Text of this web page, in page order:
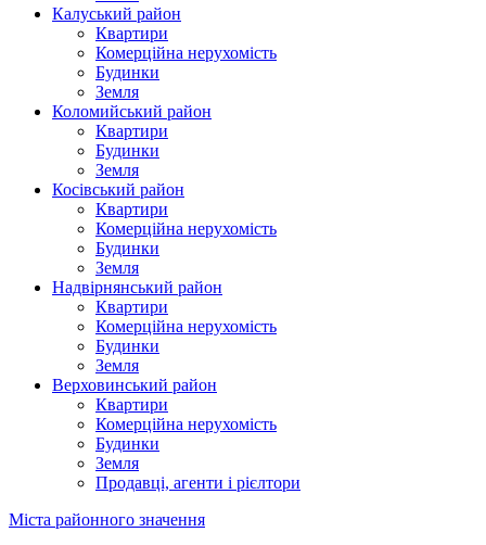
Калуський район
Квартири
Комерційна нерухомість
Будинки
Земля
Коломийський район
Квартири
Будинки
Земля
Косівський район
Квартири
Комерційна нерухомість
Будинки
Земля
Надвірнянський район
Квартири
Комерційна нерухомість
Будинки
Земля
Верховинський район
Квартири
Комерційна нерухомість
Будинки
Земля
Продавці, агенти і рієлтори
Міста районного значення